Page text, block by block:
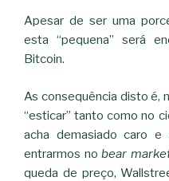
Apesar de ser uma
esta “pequena” será
Bitcoin.
As consequência disto é,
“esticar” tanto como no
acha demasiado caro e
entrarmos no bear
queda de preço,